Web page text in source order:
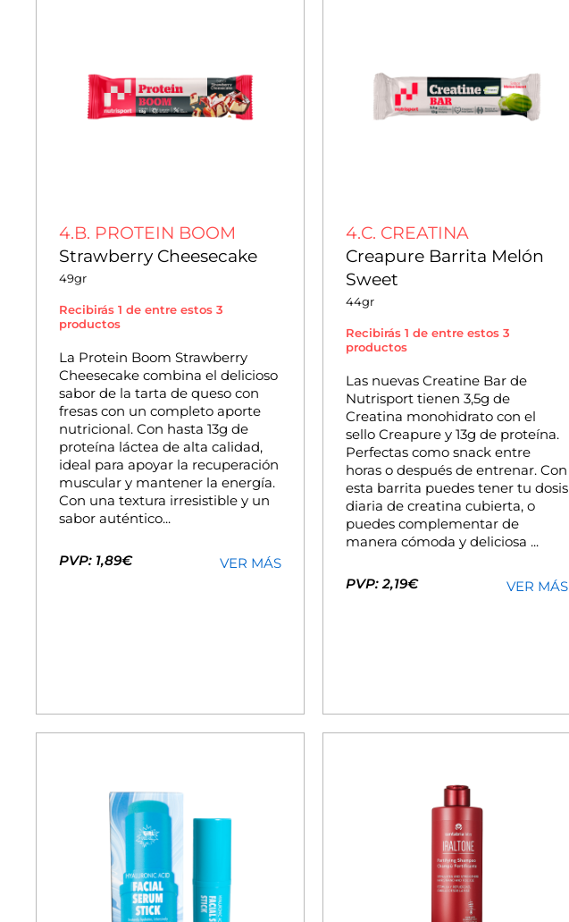
4.B. PROTEIN BOOM
Strawberry Cheesecake
49gr
Recibirás 1 de entre estos 3
productos
La Protein Boom Strawberry
Cheesecake combina el delicioso
sabor de la tarta de queso con
fresas con un completo aporte
nutricional. Con hasta 13g de
proteína láctea de alta calidad,
ideal para apoyar la recuperación
muscular y mantener la energía.
Con una textura irresistible y un
sabor auténtico...
PVP: 1,89€ VER MÁS
4.C. CREATINA
Creapure Barrita Melón
Sweet
44gr
Recibirás 1 de entre estos 3
productos
Las nuevas Creatine Bar de
Nutrisport tienen 3,5g de
Creatina monohidrato con el
sello Creapure y 13g de proteína.
Perfectas como snack entre
horas o después de entrenar. Con
esta barrita puedes tener tu dosis
diaria de creatina cubierta, o
puedes complementar de
manera cómoda y deliciosa ...
PVP: 2,19€ VER MÁS